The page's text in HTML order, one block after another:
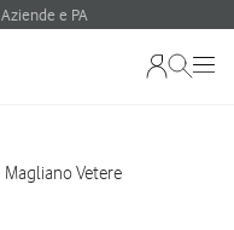
e PA
Magliano Vetere